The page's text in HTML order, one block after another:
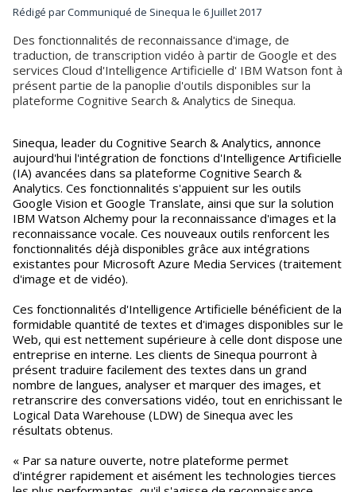
Rédigé par Communiqué de Sinequa le 6 Juillet 2017
Des fonctionnalités de reconnaissance d'image, de
traduction, de transcription vidéo à partir de Google et des
services Cloud d'Intelligence Artificielle d' IBM Watson font à
présent partie de la panoplie d'outils disponibles sur la
plateforme Cognitive Search & Analytics de Sinequa.
Sinequa, leader du Cognitive Search & Analytics, annonce
aujourd'hui l'intégration de fonctions d'Intelligence Artificielle
(IA) avancées dans sa plateforme Cognitive Search &
Analytics. Ces fonctionnalités s'appuient sur les outils
Google Vision et Google Translate, ainsi que sur la solution
IBM Watson Alchemy pour la reconnaissance d'images et la
reconnaissance vocale. Ces nouveaux outils renforcent les
fonctionnalités déjà disponibles grâce aux intégrations
existantes pour Microsoft Azure Media Services (traitement
d'image et de vidéo).
Ces fonctionnalités d'Intelligence Artificielle bénéficient de la
formidable quantité de textes et d'images disponibles sur le
Web, qui est nettement supérieure à celle dont dispose une
entreprise en interne. Les clients de Sinequa pourront à
présent traduire facilement des textes dans un grand
nombre de langues, analyser et marquer des images, et
retranscrire des conversations vidéo, tout en enrichissant le
Logical Data Warehouse (LDW) de Sinequa avec les
résultats obtenus.
« Par sa nature ouverte, notre plateforme permet
d'intégrer rapidement et aisément les technologies tierces